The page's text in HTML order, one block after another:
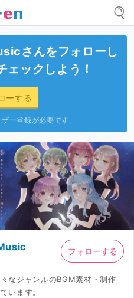
さんをフォローし
ェックしよう！
ーする
ー登録が必要です。
なジャンルのBGM素材・制作
います。
フォローする